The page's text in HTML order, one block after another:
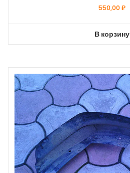
550,00₽
В корзину